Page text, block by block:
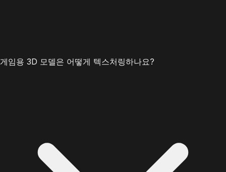
게임용 3D 모델은 어떻게 텍스처링하나요?